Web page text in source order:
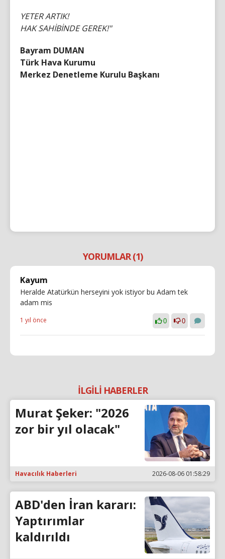
YETER ARTIK!
HAK SAHİBİNDE GEREK!"
Bayram DUMAN
Türk Hava Kurumu
Merkez Denetleme Kurulu Başkanı
YORUMLAR (1)
Kayum
Heralde Atatürkün herseyini yok istiyor bu Adam tek
adam mis
1 yıl önce 0 0
İLGİLİ HABERLER
Murat Şeker: "2026
zor bir yıl olacak"
Havacılık Haberleri 2026-08-06 01:58:29
ABD'den İran kararı:
Yaptırımlar
kaldırıldı